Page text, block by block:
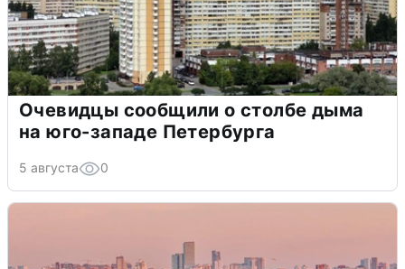
Очевидцы сообщили о столбе дыма
на юго-западе Петербурга
5 августа 0